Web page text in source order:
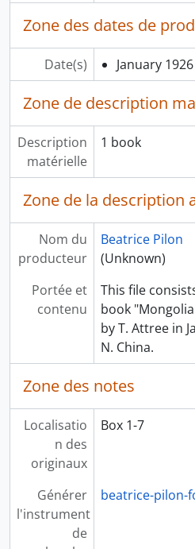
Zone des dates de
Date(s) January 1926
Zone de description
Description
matérielle
1 book
Zone de la description
Nom du
producteur
Beatrice Pilon
(Unknown)
Portée et
contenu
This file
book
by T. Attree in
N. China.
Zone des notes
Localisatio
n des
originaux
Box 1-7
Générer
l'instrument
de
beatrice-pilon-